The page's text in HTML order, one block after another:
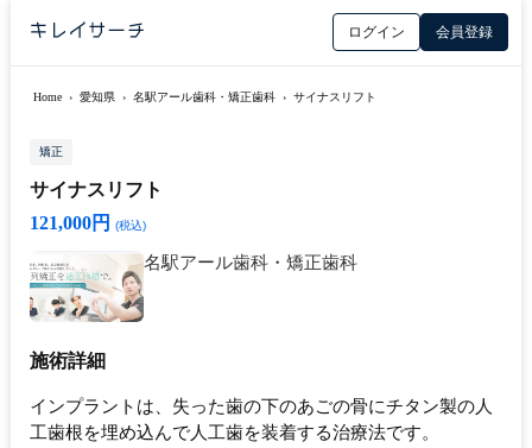
ログイン 会員登録
Home › 愛知県 › 名駅アール歯科・矯正歯科 › サイナスリフト
矯正
サイナスリフト
121,000円
(税込)
名駅アール歯科・矯正歯科
施術詳細
インプラントは、失った歯の下のあごの骨にチタン製の人
工歯根を埋め込んで人工歯を装着する治療法です。